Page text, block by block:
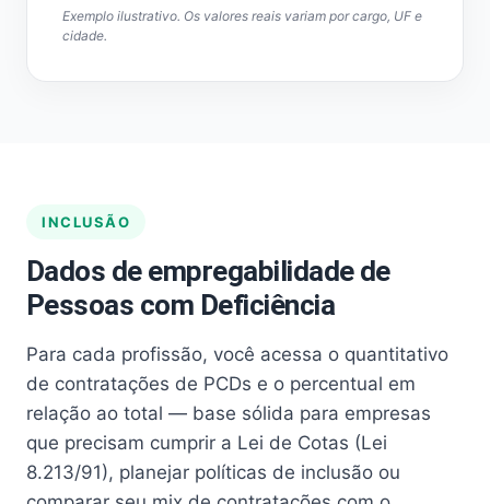
Exemplo ilustrativo. Os valores reais variam por cargo, UF e
cidade.
INCLUSÃO
Dados de empregabilidade de
Pessoas com Deficiência
Para cada profissão, você acessa o quantitativo
de contratações de PCDs e o percentual em
relação ao total — base sólida para empresas
que precisam cumprir a Lei de Cotas (Lei
8.213/91), planejar políticas de inclusão ou